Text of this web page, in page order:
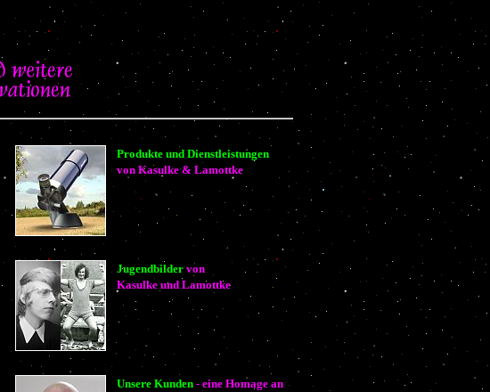
Produkte und Dienstleistungen
von Kasulke & Lamottke
Jugendbildervon
Kasulke und Lamottke
Unsere Kunden - eine Homage an